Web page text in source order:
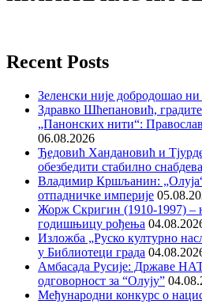
Recent Posts
Зеленски није добродошао ни
Здравко Шћепановић,
„Панонских нити“:
06.08.2026
Ђедовић Хандановић и
обезбедити стабилно
Владимир Кршљанин:
отпадничке империје
Жорж Скригин (1910-1997) –
годишњицу рођења
Изложба „Руско културно
у Библиотеци града
Амбасада Русије: Државе
одговорност за “Олују”
Међународни конкурс о